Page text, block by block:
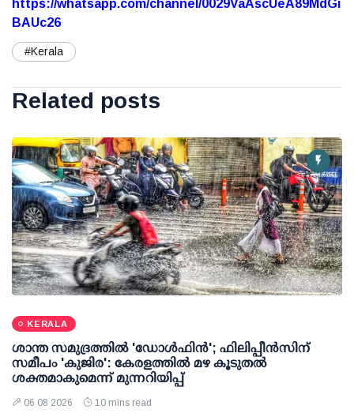
https://whatsapp.com/channel/0029VaAscUeA89MdGi
BAUc26
#Kerala
Related posts
KERALA
ശാന്ത സമുദ്രത്തില്‍ 'ഡോള്‍ഫിന്‍'; ഫിലിപ്പീന്‍സിന്
സമീപം 'കുജിര': കേരളത്തില്‍ മഴ കൂടുതല്‍
ശക്തമാകുമെന്ന് മുന്നറിയിപ്പ്
06 08 2026 10 mins read